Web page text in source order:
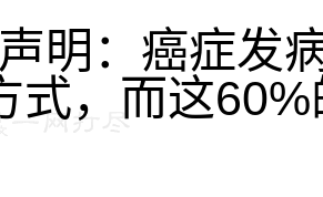
明：癌症发
式，而这